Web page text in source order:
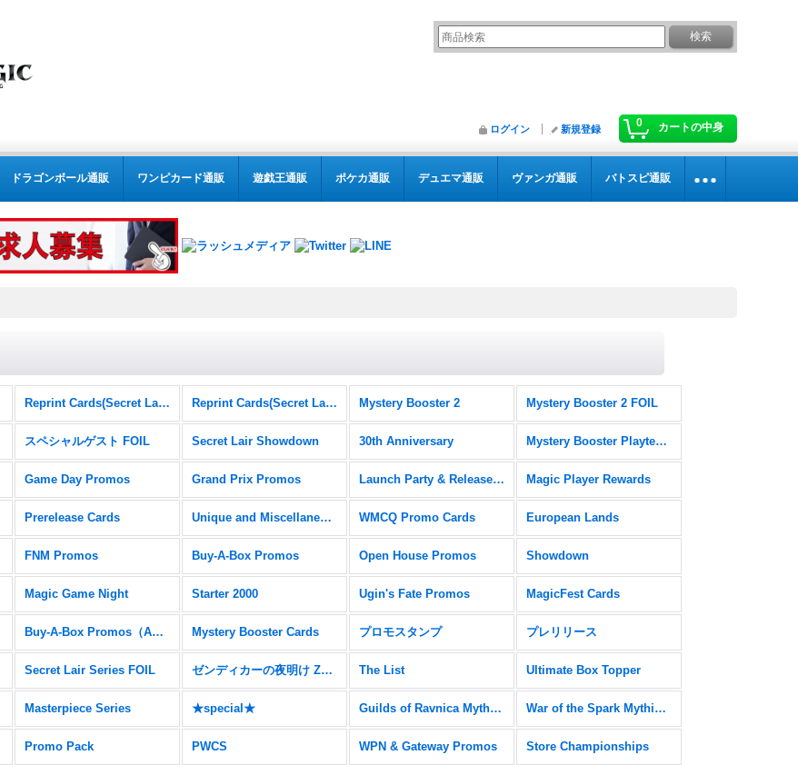
0 カートの中身
ログイン 新規登録
ドラゴンボール通販 ワンピカード通販 遊戯王通販 ポケカ通販 デュエマ通販 ヴァンガ通販 バトスピ通販
Reprint Cards(Secret Lair Commander) Reprint Cards(Secret Lair Commander) FOIL Mystery Booster 2 Mystery Booster 2 FOIL
スペシャルゲスト FOIL Secret Lair Showdown 30th Anniversary Mystery Booster Playtest Cards
Game Day Promos Grand Prix Promos Launch Party & Release Event Promos Magic Player Rewards
Prerelease Cards Unique and Miscellaneous Promos WMCQ Promo Cards European Lands
FNM Promos Buy-A-Box Promos Open House Promos Showdown
Magic Game Night Starter 2000 Ugin's Fate Promos MagicFest Cards
Buy-A-Box Promos（AER） Mystery Booster Cards プロモスタンプ プレリリース
Secret Lair Series FOIL ゼンディカーの夜明け Zendikar Expeditions The List Ultimate Box Topper
Masterpiece Series ★special★ Guilds of Ravnica Mythic Edition War of the Spark Mythic Edition
Promo Pack PWCS WPN & Gateway Promos Store Championships